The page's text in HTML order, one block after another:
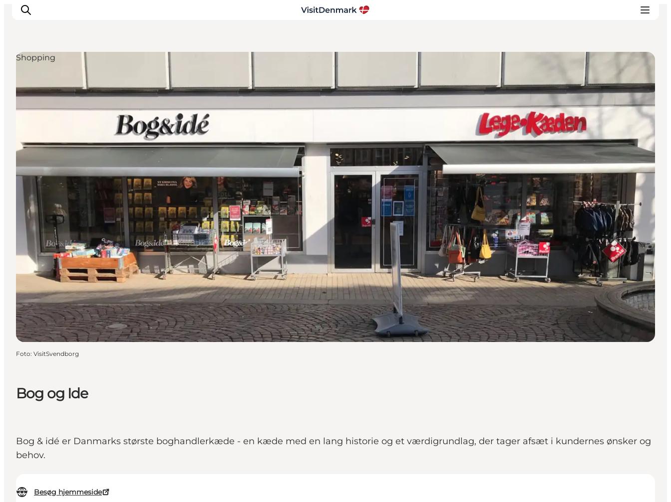
Inspiration
Destinationer
Oplevelser
Planlæg ferien
Bog og Ide
Bog & idé er Danmarks største boghandlerkæde - en kæde med en lang historie og et værdigrundlag, der tager afsæt i kundernes ønsker og
behov.
Besøg hjemmeside
Shopping
Foto: VisitSvendborg